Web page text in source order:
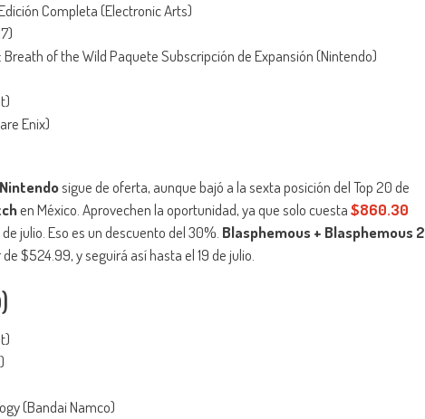
Completa (Electronic Arts)
Breath of the Wild Paquete Subscripción de Expansión (Nintendo)
Enix)
Nintendosigue de oferta, aunque bajó a la sexta posición del Top 20 de
en México. Aprovechen la oportunidad, ya que solo cuesta$860.30
julio. Eso es un descuento del 30%. Blasphemous + Blasphemous 2
$524.99, y seguirá así hasta el 19 de julio.
(Bandai Namco)